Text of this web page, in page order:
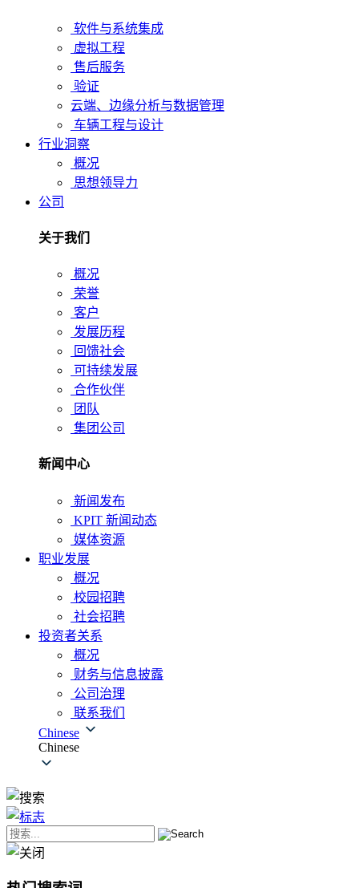
软件与系统集成
虚拟工程
售后服务
验证
云端、边缘分析与数据管理
车辆工程与设计
行业洞察
概况
思想领导力
公司
关于我们
概况
荣誉
客户
发展历程
回馈社会
可持续发展
合作伙伴
团队
集团公司
新闻中心
新闻发布
KPIT 新闻动态
媒体资源
职业发展
概况
校园招聘
社会招聘
投资者关系
概况
财务与信息披露
公司治理
联系我们
Chinese
Chinese